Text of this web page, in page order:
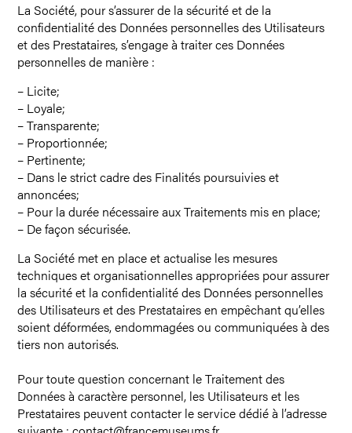
La Société, pour s’assurer de la sécurité et de la
confidentialité des Données personnelles des Utilisateurs
et des Prestataires, s’engage à traiter ces Données
personnelles de manière :
– Licite;
– Loyale;
– Transparente;
– Proportionnée;
– Pertinente;
– Dans le strict cadre des Finalités poursuivies et
annoncées;
– Pour la durée nécessaire aux Traitements mis en place;
– De façon sécurisée.
La Société met en place et actualise les mesures
techniques et organisationnelles appropriées pour assurer
la sécurité et la confidentialité des Données personnelles
des Utilisateurs et des Prestataires en empêchant qu’elles
soient déformées, endommagées ou communiquées à des
tiers non autorisés.
Pour toute question concernant le Traitement des
Données à caractère personnel, les Utilisateurs et les
Prestataires peuvent contacter le service dédié à l’adresse